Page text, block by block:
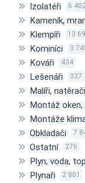
Izolatéři 6
Kameník,
Klempíři 13
Kominíci 3
Kováři 434
Lešenáři 337
Malíři,
Montáž oken,
Montáže
Obkladači 7
Ostatní 276
Plyn, voda,
Plynaři 2 801